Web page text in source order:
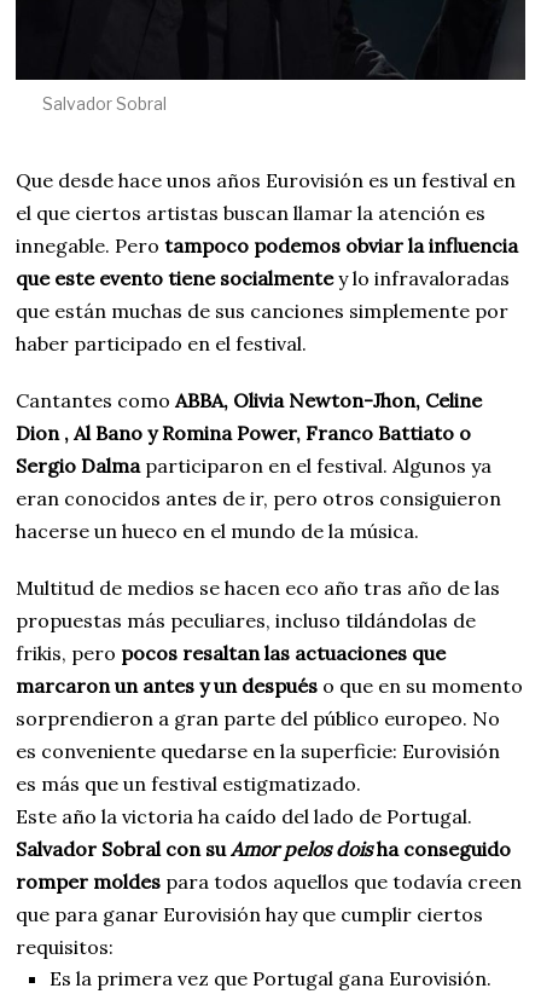
Salvador Sobral
Que desde hace unos años Eurovisión es un festival en
el que ciertos artistas buscan llamar la atención es
innegable. Perotampoco podemos obviar la influencia
que este evento tiene socialmentey lo infravaloradas
que están muchas de sus canciones simplemente por
haber participado en el festival.
Cantantes comoABBA, Olivia Newton-Jhon, Celine
Dion , Al Bano y Romina Power, Franco Battiato o
Sergio Dalmaparticiparon en el festival. Algunos ya
eran conocidos antes de ir, pero otros consiguieron
hacerse un hueco en el mundo de la música.
Multitud de medios se hacen eco año tras año de las
propuestas más peculiares, incluso tildándolas de
frikis, pero pocos resaltan las actuaciones que
marcaron un antes y un después o que en su momento
sorprendieron a gran parte del público europeo. No
es conveniente quedarse en la superficie: Eurovisión
es más que un festival estigmatizado.
Este año la victoria ha caído del lado de Portugal.
Salvador Sobral con suAmor pelos doisha conseguido
romper moldes para todos aquellos que todavía creen
que para ganar Eurovisión hay que cumplir ciertos
requisitos:
Es la primera vez que Portugal gana Eurovisión.